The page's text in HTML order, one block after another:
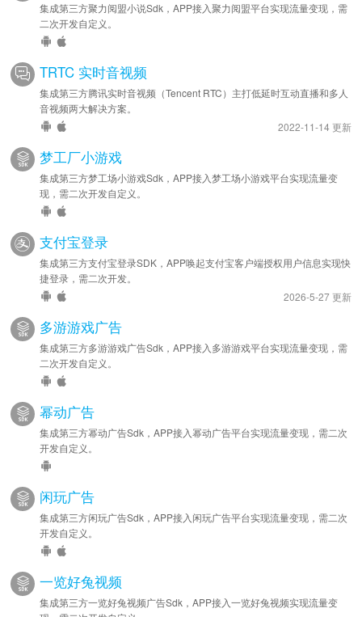
集成第三方聚力阅盟小说Sdk，APP接入聚力阅盟平台实现流量变现，需
二次开发自定义。
TRTC 实时音视频
集成第三方腾讯实时音视频（Tencent RTC）主打低延时互动直播和多人
音视频两大解决方案。
2022-11-14 更新
梦工厂小游戏
集成第三方梦工场小游戏Sdk，APP接入梦工场小游戏平台实现流量变
现，需二次开发自定义。
支付宝登录
集成第三方支付宝登录SDK，APP唤起支付宝客户端授权用户信息实现快
捷登录，需二次开发。
2026-5-27 更新
多游游戏广告
集成第三方多游游戏广告Sdk，APP接入多游游戏平台实现流量变现，需
二次开发自定义。
幂动广告
集成第三方幂动广告Sdk，APP接入幂动广告平台实现流量变现，需二次
开发自定义。
闲玩广告
集成第三方闲玩广告Sdk，APP接入闲玩广告平台实现流量变现，需二次
开发自定义。
一览好兔视频
集成第三方一览好兔视频广告Sdk，APP接入一览好兔视频实现流量变